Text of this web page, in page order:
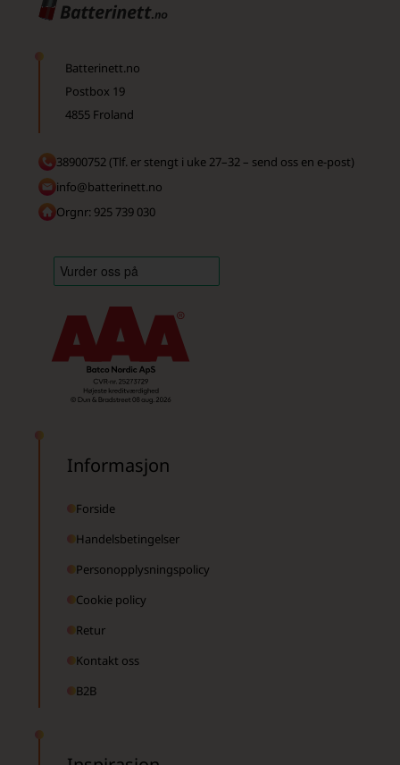
Batterinett.no
Postbox 19
4855 Froland
38900752 (Tlf. er stengt i uke 27–32 – send oss en e-post)
info@batterinett.no
Orgnr: 925 739 030
Informasjon
Forside
Handelsbetingelser
Personopplysningspolicy
Cookie policy
Retur
Kontakt oss
B2B